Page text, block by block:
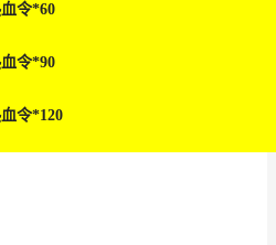
令*60
令*90
令*120